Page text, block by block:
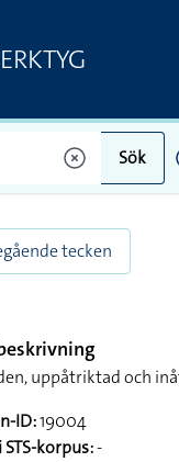
Sök
tecken
uppåtriktad och
ID:19004
STS-korpus:-